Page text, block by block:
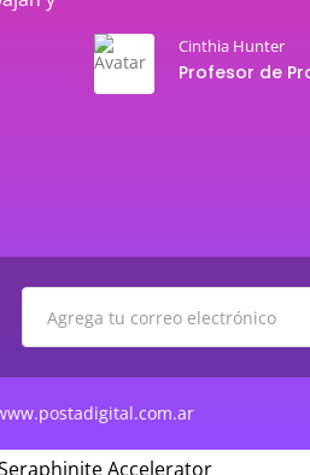
Cinthia Hunter
Accelerator